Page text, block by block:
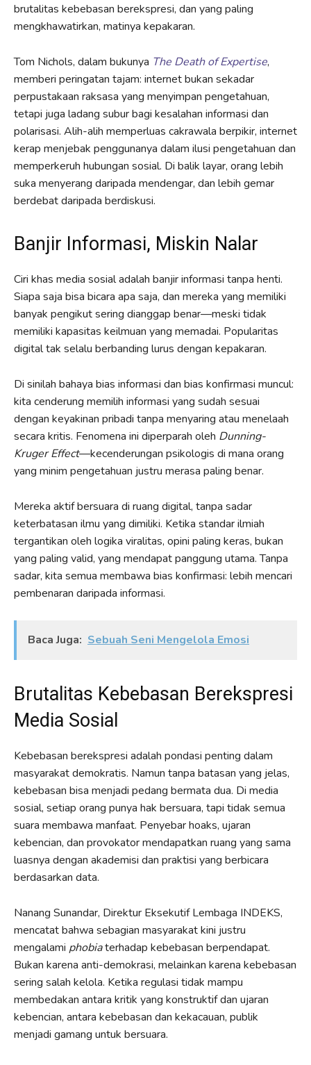
brutalitas kebebasan berekspresi, dan yang paling
mengkhawatirkan, matinya kepakaran.
Tom Nichols, dalam bukunya The Death of Expertise,
memberi peringatan tajam: internet bukan sekadar
perpustakaan raksasa yang menyimpan pengetahuan,
tetapi juga ladang subur bagi kesalahan informasi dan
polarisasi. Alih-alih memperluas cakrawala berpikir, internet
kerap menjebak penggunanya dalam ilusi pengetahuan dan
memperkeruh hubungan sosial. Di balik layar, orang lebih
suka menyerang daripada mendengar, dan lebih gemar
berdebat daripada berdiskusi.
Banjir Informasi, Miskin Nalar
Ciri khas media sosial adalah banjir informasi tanpa henti.
Siapa saja bisa bicara apa saja, dan mereka yang memiliki
banyak pengikut sering dianggap benar—meski tidak
memiliki kapasitas keilmuan yang memadai. Popularitas
digital tak selalu berbanding lurus dengan kepakaran.
Di sinilah bahaya bias informasi dan bias konfirmasi muncul:
kita cenderung memilih informasi yang sudah sesuai
dengan keyakinan pribadi tanpa menyaring atau menelaah
secara kritis. Fenomena ini diperparah oleh Dunning-
Kruger Effect—kecenderungan psikologis di mana orang
yang minim pengetahuan justru merasa paling benar.
Mereka aktif bersuara di ruang digital, tanpa sadar
keterbatasan ilmu yang dimiliki. Ketika standar ilmiah
tergantikan oleh logika viralitas, opini paling keras, bukan
yang paling valid, yang mendapat panggung utama. Tanpa
sadar, kita semua membawa bias konfirmasi: lebih mencari
pembenaran daripada informasi.
Baca Juga: Sebuah Seni Mengelola Emosi
Brutalitas Kebebasan Berekspresi
Media Sosial
Kebebasan berekspresi adalah pondasi penting dalam
masyarakat demokratis. Namun tanpa batasan yang jelas,
kebebasan bisa menjadi pedang bermata dua. Di media
sosial, setiap orang punya hak bersuara, tapi tidak semua
suara membawa manfaat. Penyebar hoaks, ujaran
kebencian, dan provokator mendapatkan ruang yang sama
luasnya dengan akademisi dan praktisi yang berbicara
berdasarkan data.
Nanang Sunandar, Direktur Eksekutif Lembaga INDEKS,
mencatat bahwa sebagian masyarakat kini justru
mengalami phobiaterhadap kebebasan berpendapat.
Bukan karena anti-demokrasi, melainkan karena kebebasan
sering salah kelola. Ketika regulasi tidak mampu
membedakan antara kritik yang konstruktif dan ujaran
kebencian, antara kebebasan dan kekacauan, publik
menjadi gamang untuk bersuara.